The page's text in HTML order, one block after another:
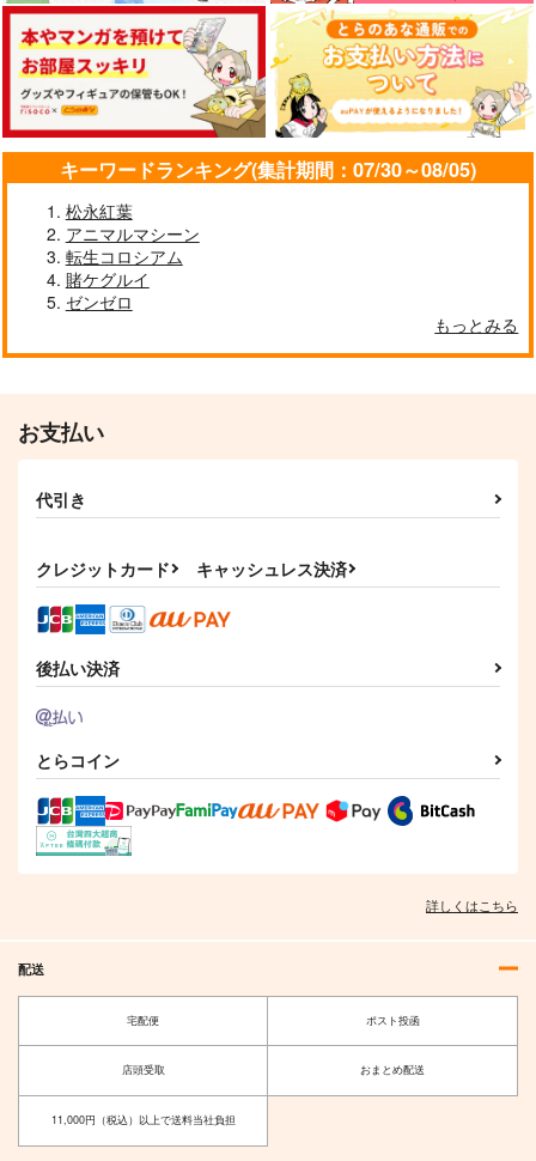
キーワードランキング(集計期間：07/30～08/05)
松永紅葉
アニマルマシーン
転生コロシアム
賭ケグルイ
ゼンゼロ
もっとみる
お支払い
代引き
クレジットカード キャッシュレス決済
後払い決済
とらコイン
詳しくはこちら
配送
宅配便 ポスト投函
店頭受取 おまとめ配送
11,000円（税込）以上で送料当社負担